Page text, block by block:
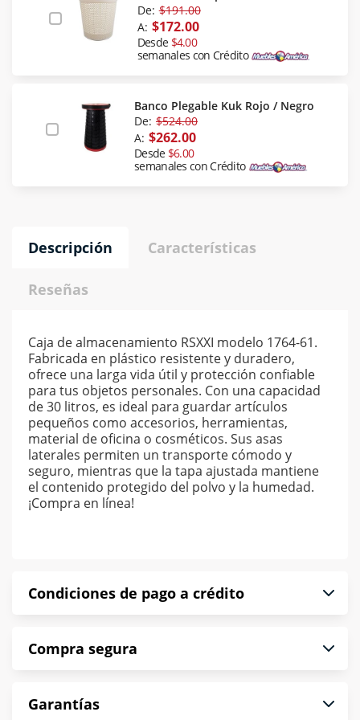
De: $191.00
A: $172.00
Desde $4.00
semanales con Crédito
Banco Plegable Kuk Rojo / Negro
De: $524.00
A: $262.00
Desde $6.00
semanales con Crédito
Descripción Características
Reseñas
Caja de almacenamiento RSXXI modelo 1764-61.
Fabricada en plástico resistente y duradero,
ofrece una larga vida útil y protección confiable
para tus objetos personales. Con una capacidad
de 30 litros, es ideal para guardar artículos
pequeños como accesorios, herramientas,
material de oficina o cosméticos. Sus asas
laterales permiten un transporte cómodo y
seguro, mientras que la tapa ajustada mantiene
el contenido protegido del polvo y la humedad.
¡Compra en línea!
Condiciones de pago a crédito
puntualmente. Al finalizar tu compra generas el
*Sujeto a aprobación de crédito conforme a
norma de Muebles América.
Compra segura
compra es segura de principio a fin.
Garantías